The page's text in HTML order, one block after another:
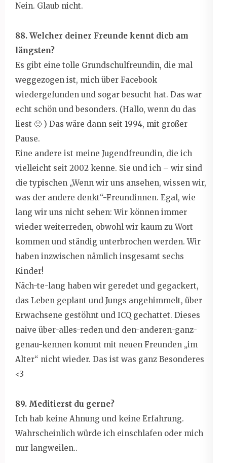
Nein. Glaub nicht.
88. Welcher deiner Freunde kennt dich am
längsten?
Es gibt eine tolle Grundschulfreundin, die mal
weggezogen ist, mich über Facebook
wiedergefunden und sogar besucht hat. Das war
echt schön und besonders. (Hallo, wenn du das
liest 🙂 ) Das wäre dann seit 1994, mit großer
Pause.
Eine andere ist meine Jugendfreundin, die ich
vielleicht seit 2002 kenne. Sie und ich – wir sind
die typischen „Wenn wir uns ansehen, wissen wir,
was der andere denkt“-Freundinnen. Egal, wie
lang wir uns nicht sehen: Wir können immer
wieder weiterreden, obwohl wir kaum zu Wort
kommen und ständig unterbrochen werden. Wir
haben inzwischen nämlich insgesamt sechs
Kinder!
Näch-te-lang haben wir geredet und gegackert,
das Leben geplant und Jungs angehimmelt, über
Erwachsene gestöhnt und ICQ gechattet. Dieses
naive über-alles-reden und den-anderen-ganz-
genau-kennen kommt mit neuen Freunden „im
Alter“ nicht wieder. Das ist was ganz Besonderes
<3
89. Meditierst du gerne?
Ich hab keine Ahnung und keine Erfahrung.
Wahrscheinlich würde ich einschlafen oder mich
nur langweilen..